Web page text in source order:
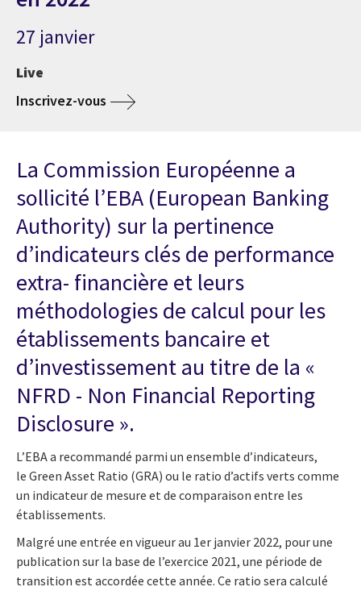
27 janvier
Live
Inscrivez-vous
La Commission Européenne a
sollicité l’EBA (European Banking
Authority) sur la pertinence
d’indicateurs clés de performance
extra- financière et leurs
méthodologies de calcul pour les
établissements bancaire et
d’investissement au titre de la «
NFRD - Non Financial Reporting
Disclosure ».
L’EBA a recommandé parmi un ensemble d’indicateurs,
le Green Asset Ratio (GRA) ou le ratio d’actifs verts comme
un indicateur de mesure et de comparaison entre les
établissements.
Malgré une entrée en vigueur au 1er janvier 2022, pour une
publication sur la base de l’exercice 2021, une période de
transition est accordée cette année. Ce ratio sera calculé